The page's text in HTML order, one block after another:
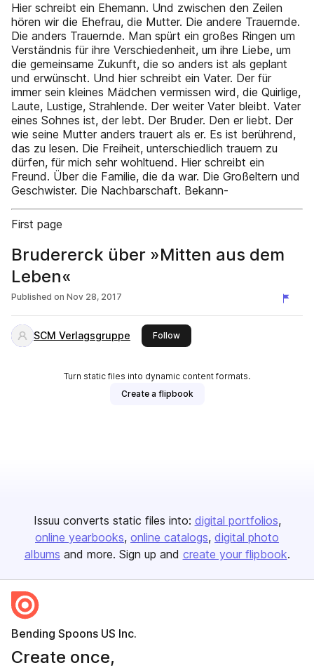
Hier schreibt ein Ehemann. Und zwischen den Zeilen
hören wir die Ehefrau, die Mutter. Die andere Trauernde.
Die anders Trauernde. Man spürt ein großes Ringen um
Verständnis für ihre Verschiedenheit, um ihre Liebe, um
die gemeinsame Zukunft, die so anders ist als geplant
und erwünscht. Und hier schreibt ein Vater. Der für
immer sein kleines Mädchen vermissen wird, die Quirlige,
Laute, Lustige, Strahlende. Der weiter Vater bleibt. Vater
eines Sohnes ist, der lebt. Der Bruder. Den er liebt. Der
wie seine Mutter anders trauert als er. Es ist berührend,
das zu lesen. Die Freiheit, unterschiedlich trauern zu
dürfen, für mich sehr wohltuend. Hier schreibt ein
Freund. Über die Familie, die da war. Die Großeltern und
Geschwister. Die Nachbarschaft. Bekann-
First page
Brudererck über »Mitten aus dem
Leben«
Published on Nov 28, 2017
SCM Verlagsgruppe Followthis publisher
Turn static files into dynamic content formats.
Create a flipbook
Issuu converts static files into: digital portfolios
online yearbooks online catalogs digital photo
albums and more. Sign up and create your flipbook.
Bending Spoons US Inc.
Create once,